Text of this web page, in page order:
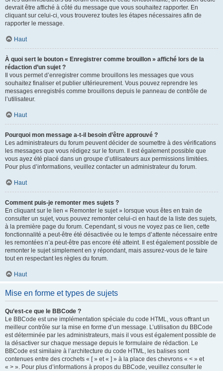
devrait être affiché à côté du message que vous souhaitez rapporter. En
cliquant sur celui-ci, vous trouverez toutes les étapes nécessaires afin de
rapporter le message.
Haut
À quoi sert le bouton « Enregistrer comme brouillon » affiché lors de la
rédaction d’un sujet ?
Il vous permet d’enregistrer comme brouillons les messages que vous
souhaitez finaliser et publier ultérieurement. Vous pouvez reprendre les
messages enregistrés comme brouillons depuis le panneau de contrôle de
l’utilisateur.
Haut
Pourquoi mon message a-t-il besoin d’être approuvé ?
Les administrateurs du forum peuvent décider de soumettre à des vérifications
les messages que vous rédigez sur le forum. Il est également possible que
vous ayez été placé dans un groupe d’utilisateurs aux permissions limitées.
Pour plus d’informations, veuillez contacter un administrateur du forum.
Haut
Comment puis-je remonter mes sujets ?
En cliquant sur le lien « Remonter le sujet » lorsque vous êtes en train de
consulter un sujet, vous pouvez remonter celui-ci en haut de la liste des sujets,
à la première page du forum. Cependant, si vous ne voyez pas ce lien, cette
fonctionnalité a peut-être été désactivée ou le temps d’attente nécessaire entre
les remontées n’a peut-être pas encore été atteint. Il est également possible de
remonter le sujet simplement en y répondant, mais assurez-vous de le faire
tout en respectant les règles du forum.
Haut
Mise en forme et types de sujets
Qu’est-ce que le BBCode ?
Le BBCode est une implémentation spéciale du code HTML, vous offrant un
meilleur contrôle sur la mise en forme d’un message. L’utilisation du BBCode
est déterminée par les administrateurs, mais il vous est également possible de
la désactiver sur chaque message depuis le formulaire de rédaction. Le
BBCode est similaire à l’architecture du code HTML, les balises sont
contenues entre des crochets « [ » et « ] » à la place des chevrons « < » et
« > ». Pour plus d’informations à propos du BBCode, veuillez consulter le